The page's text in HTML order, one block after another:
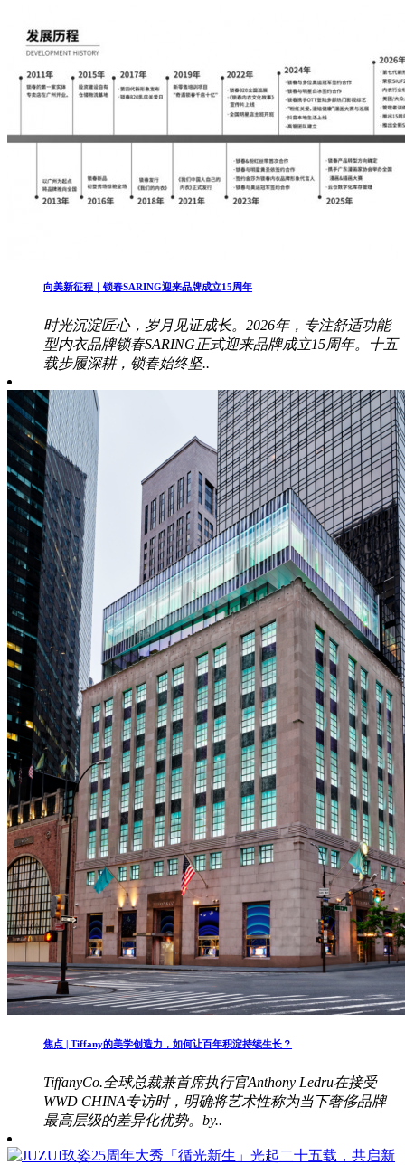
向美新征程｜锁春SARING迎来品牌成立15周年
时光沉淀匠心，岁月见证成长。2026年，专注舒适功能
型内衣品牌锁春SARING正式迎来品牌成立15周年。十五
载步履深耕，锁春始终坚..
焦点 | Tiffany的美学创造力，如何让百年积淀持续生长？
TiffanyCo.全球总裁兼首席执行官Anthony Ledru在接受
WWD CHINA专访时，明确将艺术性称为当下奢侈品牌
最高层级的差异化优势。by..